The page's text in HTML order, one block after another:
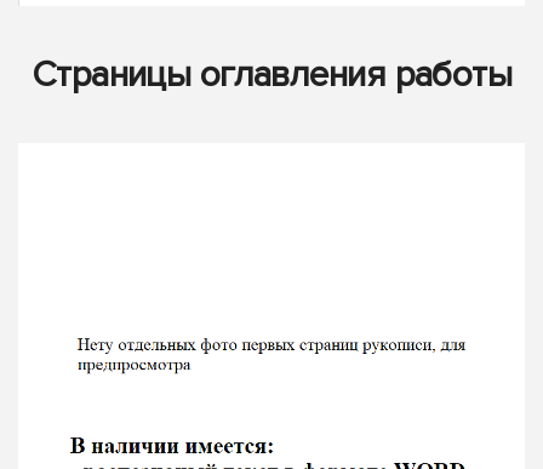
Страницы оглавления работы